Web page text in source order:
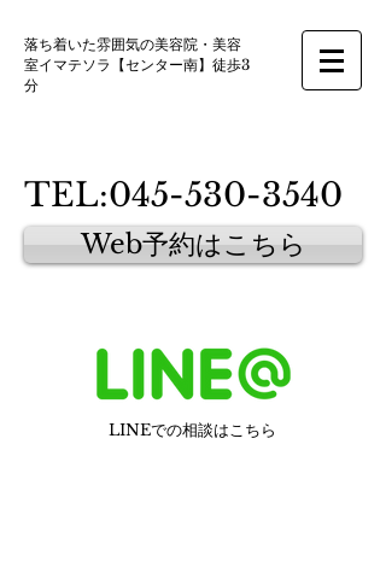
落ち着いた雰囲気の美容院・美容
室イマテソラ【センター南】徒歩3
分
TEL:045-530-3540
Web予約はこちら
LINEでの相談はこちら